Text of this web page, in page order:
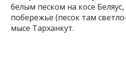
белым песком на косе Беляус,
побережье (песок там
мысе Тарханкут.